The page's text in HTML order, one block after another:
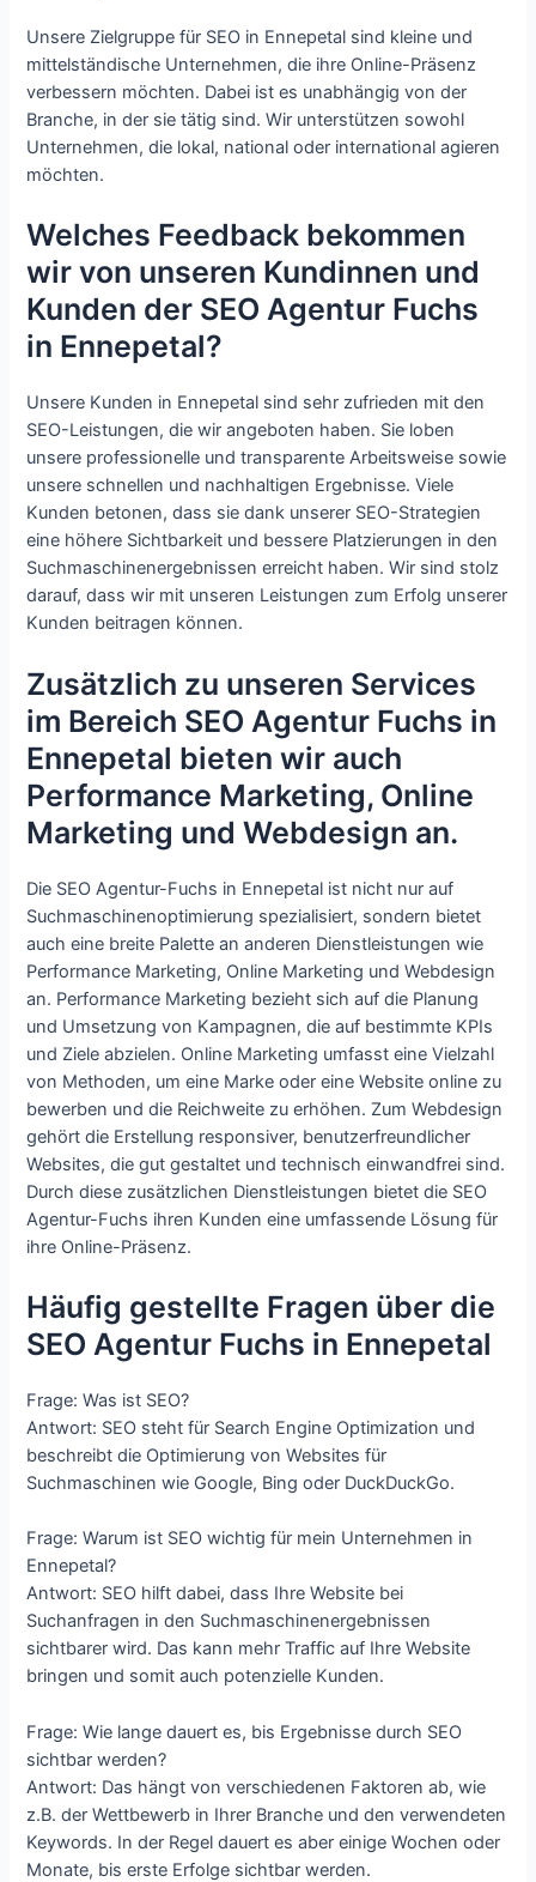
Unsere Zielgruppe für SEO in Ennepetal sind kleine und
mittelständische Unternehmen, die ihre Online-Präsenz
verbessern möchten. Dabei ist es unabhängig von der
Branche, in der sie tätig sind. Wir unterstützen sowohl
Unternehmen, die lokal, national oder international agieren
möchten.
Welches Feedback bekommen
wir von unseren Kundinnen und
Kunden der SEO Agentur Fuchs
in Ennepetal?
Unsere Kunden in Ennepetal sind sehr zufrieden mit den
SEO-Leistungen, die wir angeboten haben. Sie loben
unsere professionelle und transparente Arbeitsweise sowie
unsere schnellen und nachhaltigen Ergebnisse. Viele
Kunden betonen, dass sie dank unserer SEO-Strategien
eine höhere Sichtbarkeit und bessere Platzierungen in den
Suchmaschinenergebnissen erreicht haben. Wir sind stolz
darauf, dass wir mit unseren Leistungen zum Erfolg unserer
Kunden beitragen können.
Zusätzlich zu unseren Services
im Bereich SEO Agentur Fuchs in
Ennepetal bieten wir auch
Performance Marketing, Online
Marketing und Webdesign an.
Die SEO Agentur-Fuchs in Ennepetal ist nicht nur auf
Suchmaschinenoptimierung spezialisiert, sondern bietet
auch eine breite Palette an anderen Dienstleistungen wie
Performance Marketing, Online Marketing und Webdesign
an. Performance Marketing bezieht sich auf die Planung
und Umsetzung von Kampagnen, die auf bestimmte KPIs
und Ziele abzielen. Online Marketing umfasst eine Vielzahl
von Methoden, um eine Marke oder eine Website online zu
bewerben und die Reichweite zu erhöhen. Zum Webdesign
gehört die Erstellung responsiver, benutzerfreundlicher
Websites, die gut gestaltet und technisch einwandfrei sind.
Durch diese zusätzlichen Dienstleistungen bietet die SEO
Agentur-Fuchs ihren Kunden eine umfassende Lösung für
ihre Online-Präsenz.
Häufig gestellte Fragen über die
SEO Agentur Fuchs in Ennepetal
Frage: Was ist SEO?
Antwort: SEO steht für Search Engine Optimization und
beschreibt die Optimierung von Websites für
Suchmaschinen wie Google, Bing oder DuckDuckGo.
Frage: Warum ist SEO wichtig für mein Unternehmen in
Ennepetal?
Antwort: SEO hilft dabei, dass Ihre Website bei
Suchanfragen in den Suchmaschinenergebnissen
sichtbarer wird. Das kann mehr Traffic auf Ihre Website
bringen und somit auch potenzielle Kunden.
Frage: Wie lange dauert es, bis Ergebnisse durch SEO
sichtbar werden?
Antwort: Das hängt von verschiedenen Faktoren ab, wie
z.B. der Wettbewerb in Ihrer Branche und den verwendeten
Keywords. In der Regel dauert es aber einige Wochen oder
Monate, bis erste Erfolge sichtbar werden.